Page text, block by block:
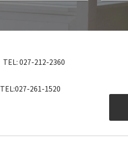
TEL: 027-212-2360
TEL:027-261-1520